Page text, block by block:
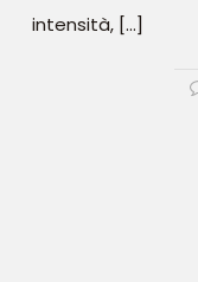
intensità,[…]